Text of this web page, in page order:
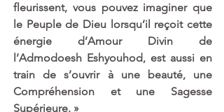
fleurissent, vous pouvez imaginer que
le Peuple de Dieu lorsqu’il reçoit cette
énergie d’Amour Divin de
l’Admodoesh Eshyouhod, est aussi en
train de s’ouvrir à une beauté, une
Compréhension et une Sagesse
Supérieure. »